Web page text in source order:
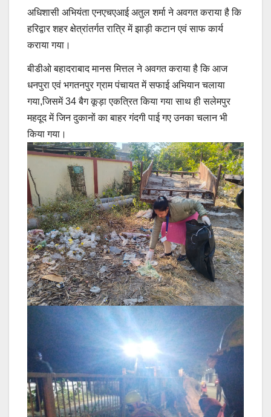
अधिशासी अभियंता एनएचएआई अतुल शर्मा ने अवगत कराया है कि
हरिद्वार शहर क्षेत्रांतर्गत रात्रि में झाड़ी कटान एवं साफ कार्य
कराया गया।
बीडीओ बहादराबाद मानस मित्तल ने अवगत कराया है कि आज
धनपुरा एवं भगतनपुर ग्राम पंचायत में सफाई अभियान चलाया
गया,जिसमें 34 बैग कूड़ा एकत्रित किया गया साथ ही सलेमपुर
महदूद में जिन दुकानों का बाहर गंदगी पाई गए उनका चलान भी
किया गया।